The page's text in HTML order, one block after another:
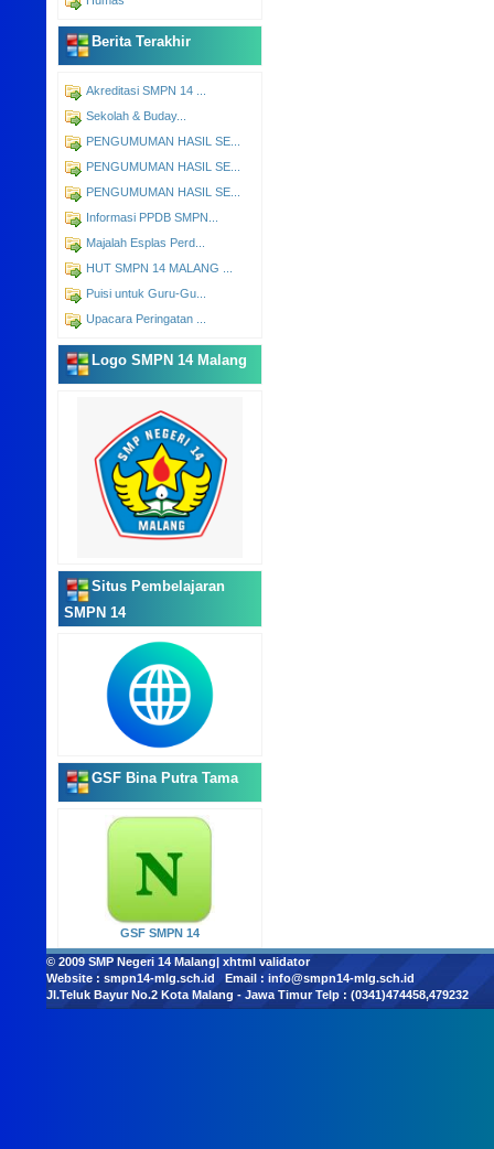
Berita Terakhir
Akreditasi SMPN 14 ...
Sekolah & Buday...
PENGUMUMAN HASIL SE...
PENGUMUMAN HASIL SE...
PENGUMUMAN HASIL SE...
Informasi PPDB SMPN...
Majalah Esplas Perd...
HUT SMPN 14 MALANG ...
Puisi untuk Guru-Gu...
Upacara Peringatan ...
Logo SMPN 14 Malang
Situs Pembelajaran
SMPN 14
GSF Bina Putra Tama
GSF SMPN 14
© 2009 SMP Negeri 14 Malang xhtml validator
Website : smpn14-mlg.sch.id Email : info@smpn14-mlg.sch.id
Jl.Teluk Bayur No.2 Kota Malang - Jawa Timur Telp : (0341)474458,479232